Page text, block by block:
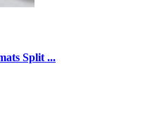
Split ...